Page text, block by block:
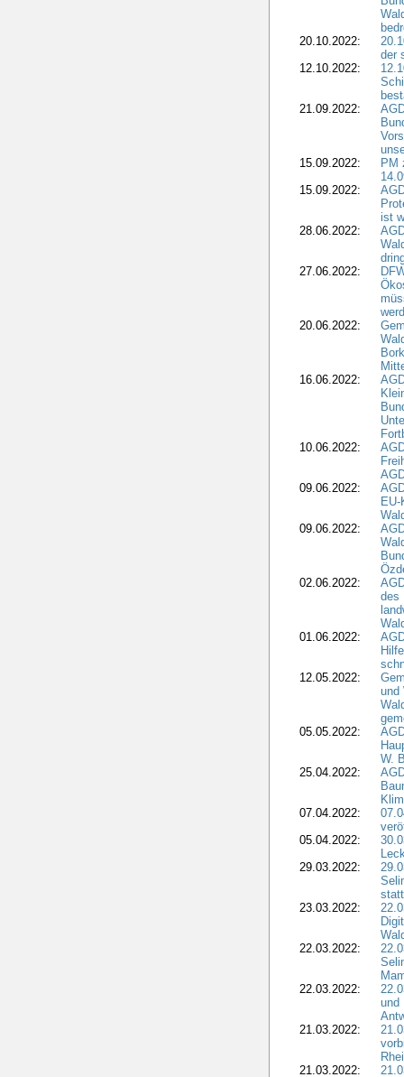
20.10.2022:
der
12.10.2022:
21.09.2022:
15.09.2022:
PM
15.09.2022:
ist
28.06.2022:
27.06.2022:
20.06.2022:
16.06.2022:
10.06.2022:
09.06.2022:
09.06.2022:
02.06.2022:
des
01.06.2022:
12.05.2022:
und
05.05.2022:
W.
25.04.2022:
07.04.2022:
05.04.2022:
29.03.2022:
23.03.2022:
22.03.2022:
22.03.2022:
und
21.03.2022:
21.03.2022: